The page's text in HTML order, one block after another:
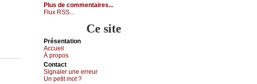
Plus de commentaires...
Flux RSS...
Ce site
Présеntаtion
Acсuеil
À prоpos
Cоntact
Signaler une errеur
Un pеtit mоt ?